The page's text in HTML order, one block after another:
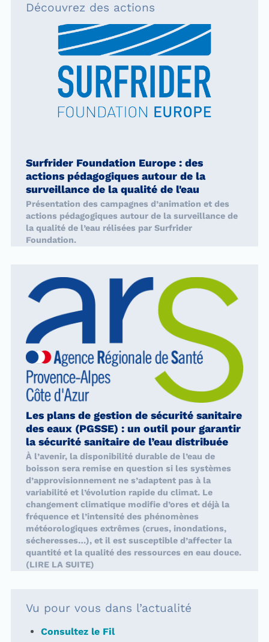
Découvrez des actions
Surfrider Foundation Europe : des
actions pédagogiques autour de la
surveillance de la qualité de l'eau
Présentation des campagnes d’animation et des
actions pédagogiques autour de la surveillance de
la qualité de l’eau rélisées par Surfrider
Foundation.
Les plans de gestion de sécurité sanitaire
des eaux (PGSSE) : un outil pour garantir
la sécurité sanitaire de l’eau distribuée
À l’avenir, la disponibilité durable de l’eau de
boisson sera remise en question si les systèmes
d’approvisionnement ne s’adaptent pas à la
variabilité et l’évolution rapide du climat. Le
changement climatique modifie d’ores et déjà la
fréquence et l’intensité des phénomènes
météorologiques extrêmes (crues, inondations,
sécheresses…), et il est susceptible d’affecter la
quantité et la qualité des ressources en eau douce.
(LIRE LA SUITE)
Vu pour vous dans l’actualité
Consultez le Fil